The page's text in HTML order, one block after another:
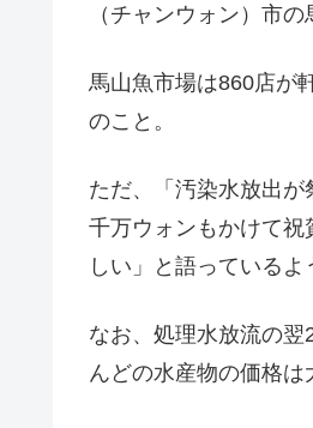
（チャンウォン）市の
馬山魚市場は860店が
のこと。
ただ、「汚染水放出
千万ウォンもかけて
しい」と語っているよ
なお、処理水放流の
んどの水産物の価格は